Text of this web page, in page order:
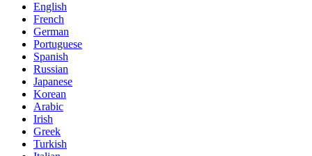
English
French
German
Portuguese
Spanish
Russian
Japanese
Korean
Arabic
Irish
Greek
Turkish